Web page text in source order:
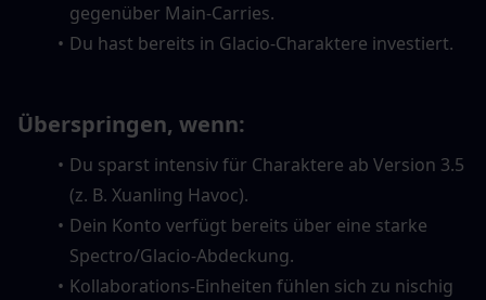
gegenüber Main-Carries.
Du hast bereits in Glacio-Charaktere investiert.
Überspringen, wenn:
Du sparst intensiv für Charaktere ab Version 3.5
(z. B. Xuanling Havoc).
Dein Konto verfügt bereits über eine starke
Spectro/Glacio-Abdeckung.
Kollaborations-Einheiten fühlen sich zu nischig